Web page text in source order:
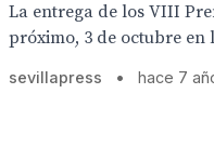
La entrega de los VIII
próximo, 3 de octubre en
sevillapress • hace 7